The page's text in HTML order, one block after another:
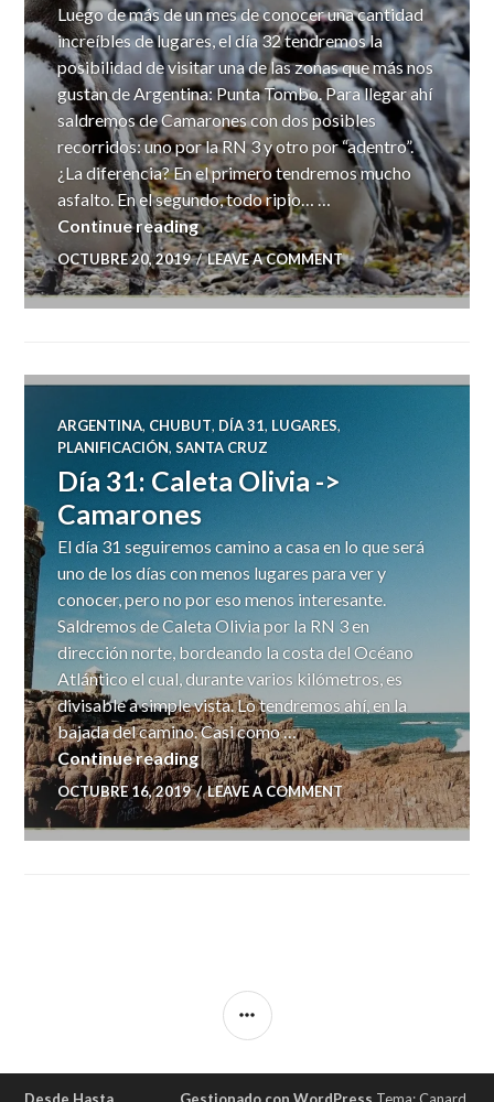
Luego de más de un mes de conocer una cantidad
increíbles de lugares, el día 32 tendremos la
posibilidad de visitar una de las zonas que más nos
gustan de Argentina: Punta Tombo. Para llegar ahí
saldremos de Camarones con dos posibles
recorridos: uno por la RN 3 y otro por “adentro”.
¿La diferencia? En el primero tendremos mucho
asfalto. En el segundo, todo ripio… …
Continue readingDia 32: Camarones -> Puerto
OCTUBRE 20, 2019 LEAVE A COMMENT
ARGENTINA, CHUBUT, DÍA 31, LUGARES,
PLANIFICACIÓN,SANTA CRUZ
Día 31: Caleta Olivia ->
Camarones
El día 31 seguiremos camino a casa en lo que será
uno de los días con menos lugares para ver y
conocer, pero no por eso menos interesante.
Saldremos de Caleta Olivia por la RN 3 en
dirección norte, bordeando la costa del Océano
Atlántico el cual, durante varios kilómetros, es
divisable a simple vista. Lo tendremos ahí, en la
bajada del camino. Casi como …
Continue readingDía 31: Caleta Olivia -> Camarones
OCTUBRE 16, 2019 LEAVE A COMMENT
SIDEBAR
Desde Hasta Gestionado con WordPress Tema: Canard.